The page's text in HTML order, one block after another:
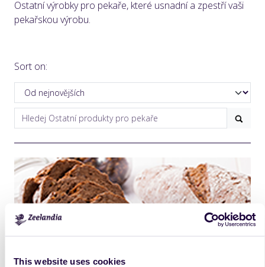
This website uses cookies
Ostatní výrobky pro pekaře, které usnadní a zpestří vaši
pekařskou výrobu.
Sort on: